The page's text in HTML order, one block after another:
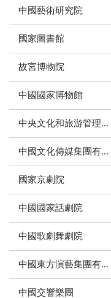
中國藝術研究院
國家圖書館
故宮博物院
中國國家博物館
中央文化和旅游管理...
中國文化傳媒集團有...
國家京劇院
中國國家話劇院
中國歌劇舞劇院
中國東方演藝集團有...
中國交響樂團